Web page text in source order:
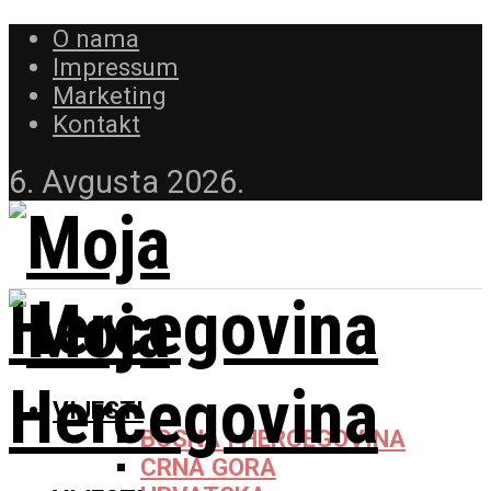
O nama
Impressum
Marketing
Kontakt
6. Avgusta 2026.
VIJESTI
BOSNA I HERCEGOVINA
CRNA GORA